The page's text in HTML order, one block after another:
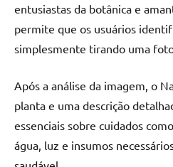
entusiastas da botânica e
permite que os usuários
simplesmente tirando uma
Após a análise da imagem, o
planta e uma descrição
essenciais sobre cuidados
água, luz e insumos